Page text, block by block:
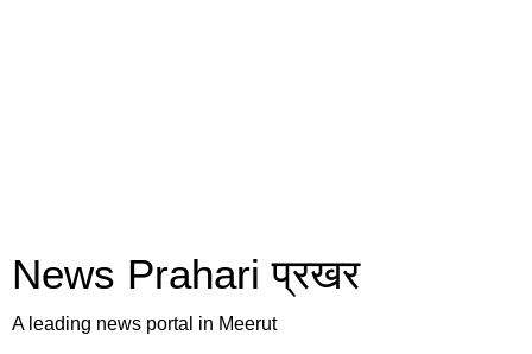
News Prahari प्रखर
A leading news portal in Meerut